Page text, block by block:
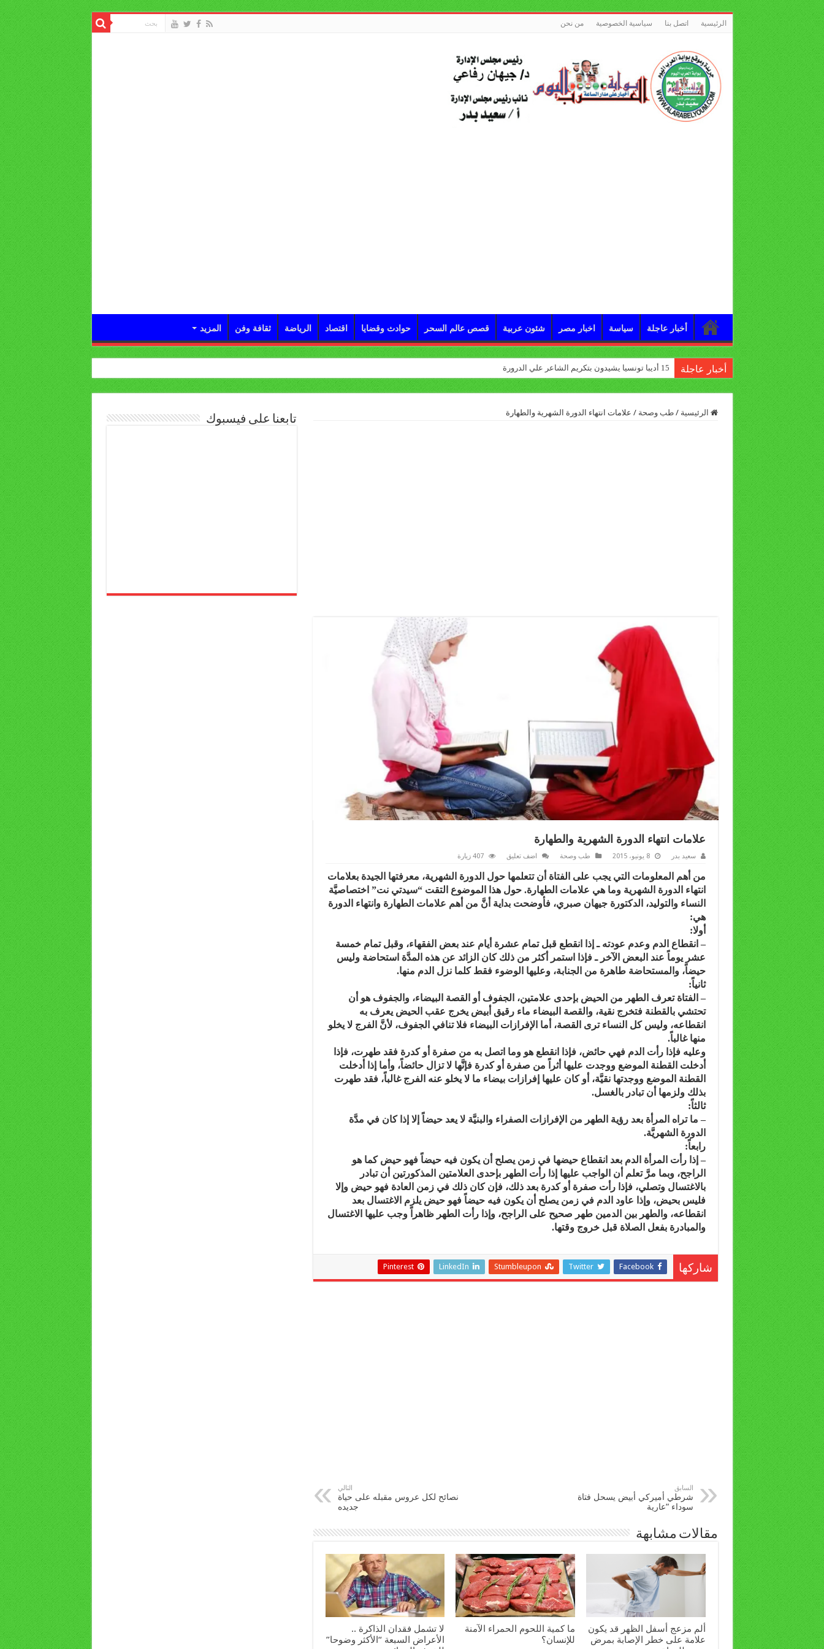
الرئيسية اتصل بنا سياسية الخصوصية من نحن
أخبار عاجلة سياسة اخبار مصر شئون عربية قصص عالم السحر حوادث وقضايا اقتصاد الرياضة ثقافة وفن المزيد
أخبار عاجلة 15 أديبا تونسيا يشيدون بتكريم الشاعر علي الدرورة
الرئيسية / طب وصحة / علامات انتهاء الدورة الشهرية والطهارة
علامات انتهاء الدورة الشهرية والطهارة
سعيد بدر 8 يونيو، 2015 طب وصحة اضف تعليق 407 زيارة
من أهم المعلومات التي يجب على الفتاة أن تتعلمها حول الدورة الشهرية، معرفتها الجيدة بعلامات
انتهاء الدورة الشهرية وما هي علامات الطهارة. حول هذا الموضوع التقت “سيدتي نت” اختصاصيَّة
النساء والتوليد، الدكتورة جيهان صبري، فأوضحت بداية أنَّ من أهم علامات الطهارة وانتهاء الدورة
هي:
أولا:
– انقطاع الدم وعدم عودته ـ إذا انقطع قبل تمام عشرة أيام عند بعض الفقهاء، وقبل تمام خمسة
عشر يوماً عند البعض الآخر ـ فإذا استمر أكثر من ذلك كان الزائد عن هذه المدَّة استحاضة وليس
حيضاً، والمستحاضة طاهرة من الجنابة، وعليها الوضوء فقط كلما نزل الدم منها.
ثانياً:
– الفتاة تعرف الطهر من الحيض بإحدى علامتين، الجفوف أو القصة البيضاء، والجفوف هو أن
تحتشي بالقطنة فتخرج نقية، والقصة البيضاء ماء رقيق أبيض يخرج عقب الحيض يعرف به
انقطاعه، وليس كل النساء ترى القصة، أما الإفرازات البيضاء فلا تنافي الجفوف، لأنَّ الفرج لا يخلو
منها غالباً.
وعليه فإذا رأت الدم فهي حائض، فإذا انقطع هو وما اتصل به من صفرة أو كدرة فقد طهرت، فإذا
أدخلت القطنة الموضع ووجدت عليها أثراً من صفرة أو كدرة فإنَّها لا تزال حائضاً، وأما إذا أدخلت
القطنة الموضع ووجدتها نقيَّة، أو كان عليها إفرازات بيضاء ما لا يخلو عنه الفرج غالباً، فقد طهرت
بذلك ولزمها أن تبادر بالغسل.
ثالثاً:
– ما تراه المرأة بعد رؤية الطهر من الإفرازات الصفراء والبنيَّة لا يعد حيضاً إلا إذا كان في مدَّة
الدورة الشهريَّة.
رابعاً:
– إذا رأت المرأة الدم بعد انقطاع حيضها في زمن يصلح أن يكون فيه حيضاً فهو حيض كما هو
الراجح، وبما مرَّ تعلم أن الواجب عليها إذا رأت الطهر بإحدى العلامتين المذكورتين أن تبادر
بالاغتسال وتصلي، فإذا رأت صفرة أو كدرة بعد ذلك، فإن كان ذلك في زمن العادة فهو حيض وإلا
فليس بحيض، وإذا عاود الدم في زمن يصلح أن يكون فيه حيضاً فهو حيض يلزم الاغتسال بعد
انقطاعه، والطهر بين الدمين طهر صحيح على الراجح، وإذا رأت الطهر ظاهراً وجب عليها الاغتسال
والمبادرة بفعل الصلاة قبل خروج وقتها.
شاركها Facebook
Twitter
Stumbleupon
LinkedIn
Pinterest
السابق
شرطي أميركي أبيض يسحل فتاة
سوداء “عارية
التالي
نصائح لكل عروس مقبله على حياة
جديده
مقالات مشابهة
ألم مزعج أسفل الظهر قد يكون
علامة على خطر الإصابة بمرض
ما كمية اللحوم الحمراء الآمنة
للإنسان؟
لا تشمل فقدان الذاكرة ..
الأعراض السبعة “الأكثر وضوحا”
تابعنا على فيسبوك